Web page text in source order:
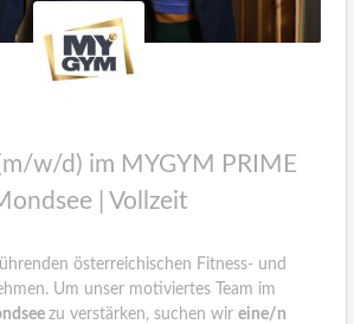
w/d) im MYGYM PRIME
| Vollzeit
österreichischen Fitness- und
Um unser motiviertes Team im
zu verstärken, suchen wir eine/n